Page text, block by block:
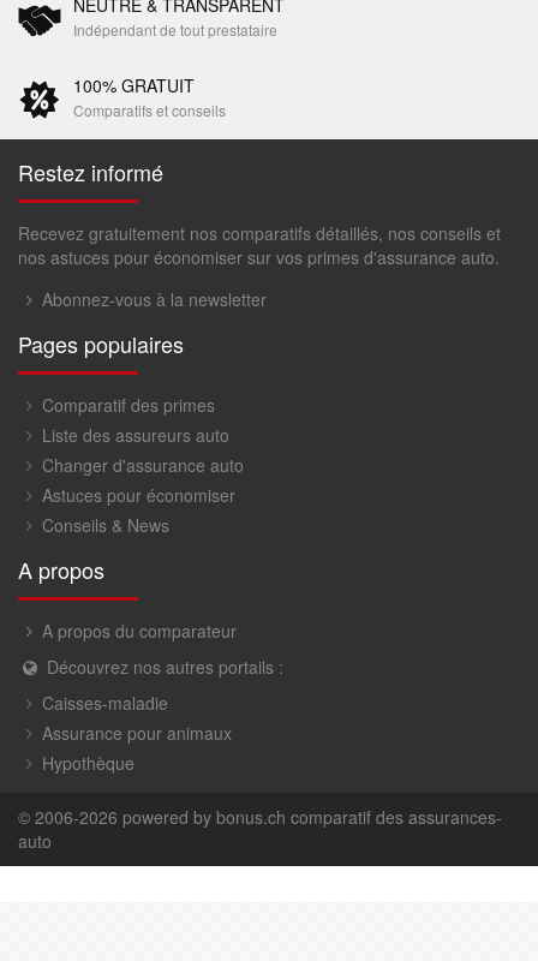
NEUTRE & TRANSPARENT
Indépendant de tout prestataire
100% GRATUIT
Comparatifs et conseils
Restez informé
Recevez gratuitement nos comparatifs détaillés, nos conseils et
nos astuces pour économiser sur vos primes d'assurance auto.
Abonnez-vous à la newsletter
Pages populaires
Comparatif des primes
Liste des assureurs auto
Changer d'assurance auto
Astuces pour économiser
Conseils & News
A propos
A propos du comparateur
Découvrez nos autres portails :
Caisses-maladie
Assurance pour animaux
Hypothèque
© 2006-2026 powered by bonus.ch comparatif des assurances-
auto